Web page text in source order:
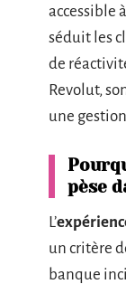
accessible
séduit les
de
Revolut,
une
pèse
L’
un critère
banque